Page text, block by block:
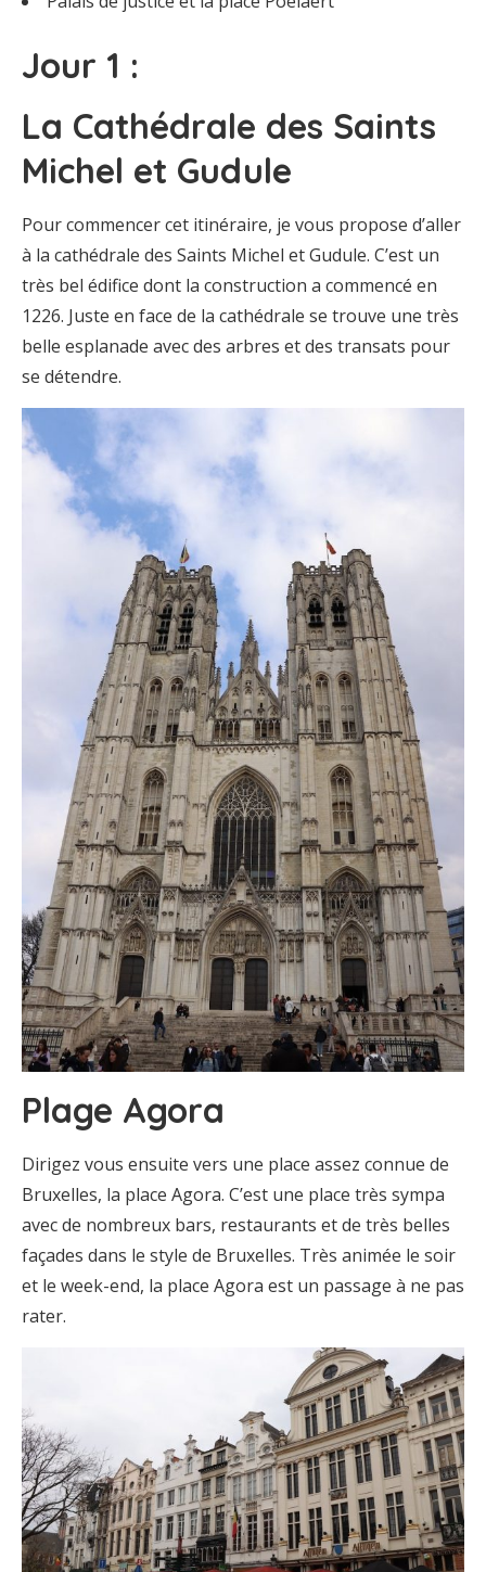
Jour 1 :
La Cathédrale des Saints
Michel et Gudule
Pour commencer cet itinéraire, je vous propose d’aller
à la cathédrale des Saints Michel et Gudule. C’est un
très bel édifice dont la construction a commencé en
1226. Juste en face de la cathédrale se trouve une très
belle esplanade avec des arbres et des transats pour
se détendre.
Plage Agora
Dirigez vous ensuite vers une place assez connue de
Bruxelles, la place Agora. C’est une place très sympa
avec de nombreux bars, restaurants et de très belles
façades dans le style de Bruxelles. Très animée le soir
et le week-end, la place Agora est un passage à ne pas
rater.